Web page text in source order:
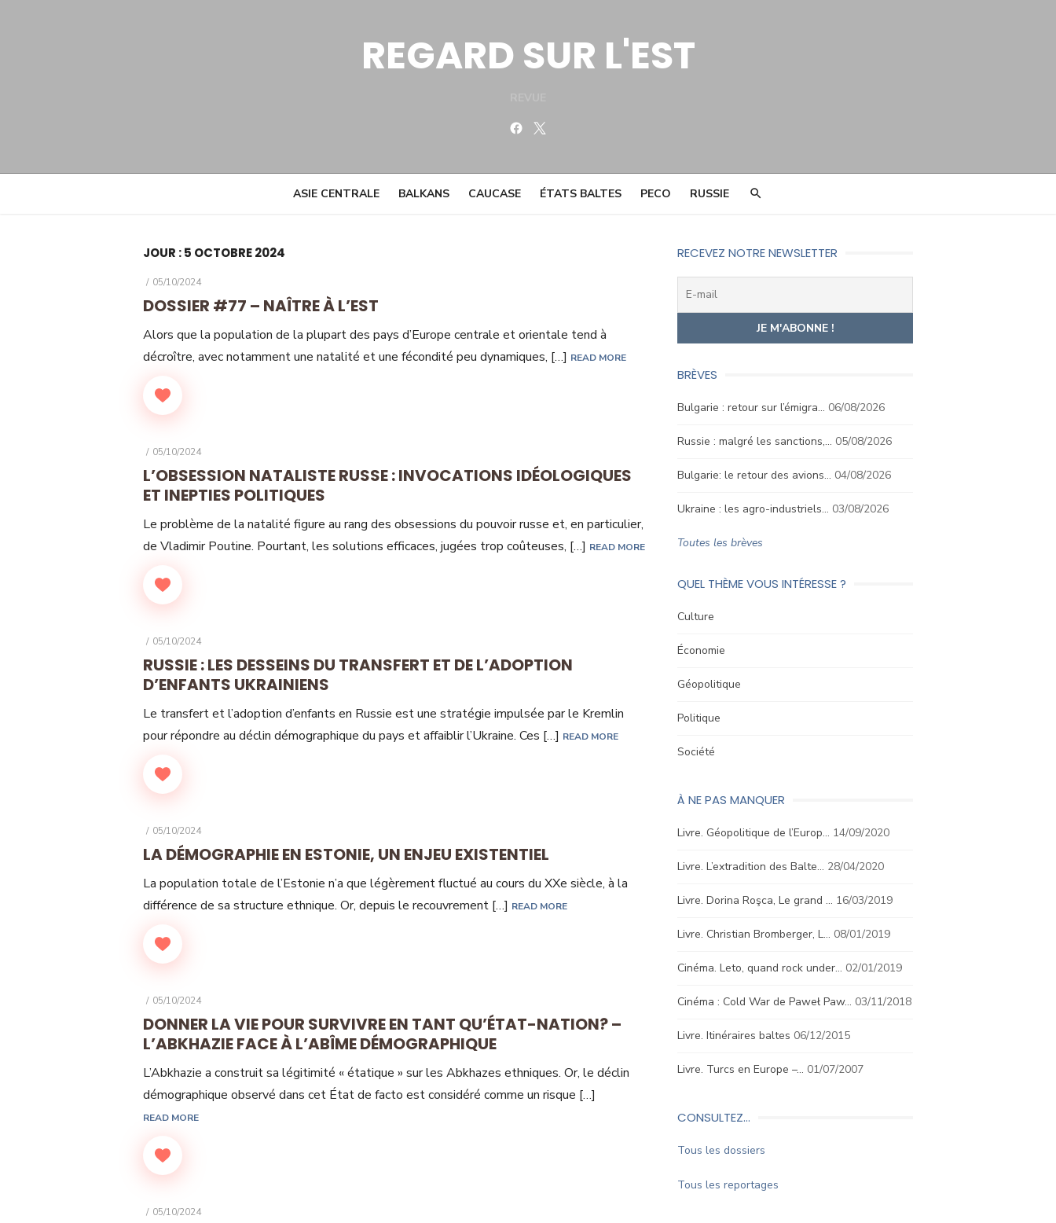
REGARD SUR L'EST
Facebook
ASIE CENTRALE BALKANS CAUCASE ÉTATS BALTES PECO RUSSIE
JOUR :5 OCTOBRE 2024
POSTED
05/10/2024
DOSSIER #77 – NAÎTRE À L’EST
Alors que la population de la plupart des pays d’Europe centrale et orientale tend à
décroître, avec notamment une natalité et une fécondité peu dynamiques, […] READ MORE
POSTED
05/10/2024
L’OBSESSION NATALISTE RUSSE : INVOCATIONS IDÉOLOGIQUES
ET INEPTIES POLITIQUES
Le problème de la natalité figure au rang des obsessions du pouvoir russe et, en particulier,
de Vladimir Poutine. Pourtant, les solutions efficaces, jugées trop coûteuses, […] READ MORE
POSTED
05/10/2024
RUSSIE : LES DESSEINS DU TRANSFERT ET DE L’ADOPTION
D’ENFANTS UKRAINIENS
Le transfert et l’adoption d’enfants en Russie est une stratégie impulsée par le Kremlin
pour répondre au déclin démographique du pays et affaiblir l’Ukraine. Ces […] READ MORE
POSTED
05/10/2024
LA DÉMOGRAPHIE EN ESTONIE, UN ENJEU EXISTENTIEL
La population totale de l’Estonie n’a que légèrement fluctué au cours du XXe siècle, à la
différence de sa structure ethnique. Or, depuis le recouvrement […] READ MORE
POSTED
05/10/2024
DONNER LA VIE POUR SURVIVRE EN TANT QU’ÉTAT-NATION? –
L’ABKHAZIE FACE À L’ABÎME DÉMOGRAPHIQUE
L’Abkhazie a construit sa légitimité « étatique » sur les Abkhazes ethniques. Or, le déclin
démographique observé dans cet État de facto est considéré comme un risque […]
READ MORE
POSTED
05/10/2024
RECEVEZ NOTRE NEWSLETTER
BRÈVES
Bulgarie : retour sur l’émigra… 06/08/2026
Russie : malgré les sanctions,… 05/08/2026
Bulgarie: le retour des avions… 04/08/2026
Ukraine : les agro-industriels… 03/08/2026
Toutes les brèves
QUEL THÈME VOUS INTÉRESSE ?
Culture
Économie
Géopolitique
Politique
Société
À NE PAS MANQUER
Livre. Géopolitique de l’Europ… 14/09/2020
Livre. L’extradition des Balte… 28/04/2020
Livre. Dorina Roşca, Le grand … 16/03/2019
Livre. Christian Bromberger, L… 08/01/2019
Cinéma. Leto, quand rock under… 02/01/2019
Cinéma : Cold War de Paweł Paw… 03/11/2018
Livre. Itinéraires baltes 06/12/2015
Livre. Turcs en Europe –… 01/07/2007
CONSULTEZ…
Tous les dossiers
Tous les reportages